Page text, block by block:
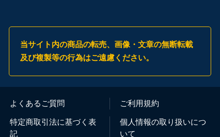
当サイト内の商品の転売、画像・文章の無断転載
及び複製等の行為はご遠慮ください。
よくあるご質問 ご利用規約
特定商取引法に基づく表
記
個人情報の取り扱いにつ
いて